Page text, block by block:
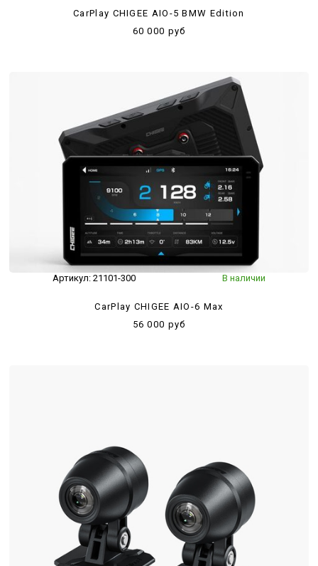
CarPlay CHIGEE AIO-5 BMW Edition
60 000 руб
Артикул: 21101-300 В наличии
CarPlay CHIGEE AIO-6 Max
56 000 руб